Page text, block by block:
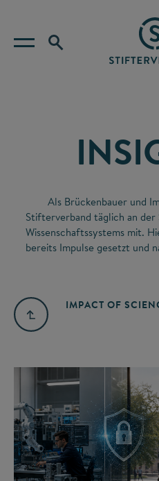
Als Brückenbauer und
Stifterverband täglich an der
Wissenschaftssystems mit.
bereits Impulse gesetzt und
IMPACT OF